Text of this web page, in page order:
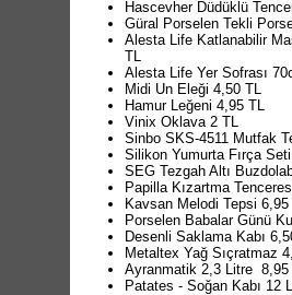
Hascevher Düdüklü
Güral Porselen Tekli
Alesta Life Katlanabilir
TL
Alesta Life Yer Sofrası
Midi Un Eleği 4,50 TL
Hamur Leğeni 4,95 TL
Vinix Oklava 2 TL
Sinbo SKS-4511 Mutfak
Silikon Yumurta Fırça Seti
SEG Tezgah Altı
Papilla Kızartma
Kavsan Melodi Tepsi 6,95
Porselen Babalar Günü
Desenli Saklama Kabı
Metaltex Yağ Sıçratmaz
Ayranmatik 2,3 Litre 8,95
Patates - Soğan Kabı 12